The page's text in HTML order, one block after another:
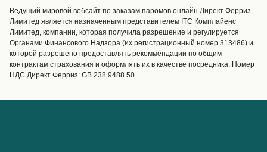
Обслуживание клиентов
Операторы
Маршруты и порты
Special Offers
Предлагает
Паромные билеты
Грузоперевозки
Ведущий мировой вебсайт по заказам паромов онлайн Директ Ферриз
Лимитед является назначенным представителем ITC Комплайенс
Лимитед, компании, которая получила разрешение и регулируется
Органами Финансового Надзора (их регистрационный номер 313486) и
которой разрешено предоставлять рекоммендации по общим
контрактам страхования и оформлять их в качестве посредника. Номер
НДС Директ Ферриз: GB 238 9488 50